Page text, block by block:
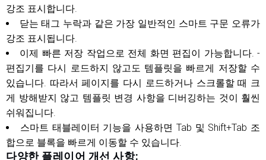
강조 표시합니다.
닫는 태그 누락과 같은 가장 일반적인 스마트 구문 오류가
강조 표시됩니다.
이제 빠른 저장 작업으로 전체 화면 편집이 가능합니다. -
편집기를 다시 로드하지 않고도 템플릿을 빠르게 저장할 수
있습니다. 따라서 페이지를 다시 로드하거나 스크롤할 때 크
게 방해받지 않고 템플릿 변경 사항을 디버깅하는 것이 훨씬
쉬워집니다.
스마트 태블레이터 기능을 사용하면 Tab 및 Shift+Tab 조
합으로 블록을 빠르게 이동할 수 있습니다.
다양한 플레이어 개선 사항: